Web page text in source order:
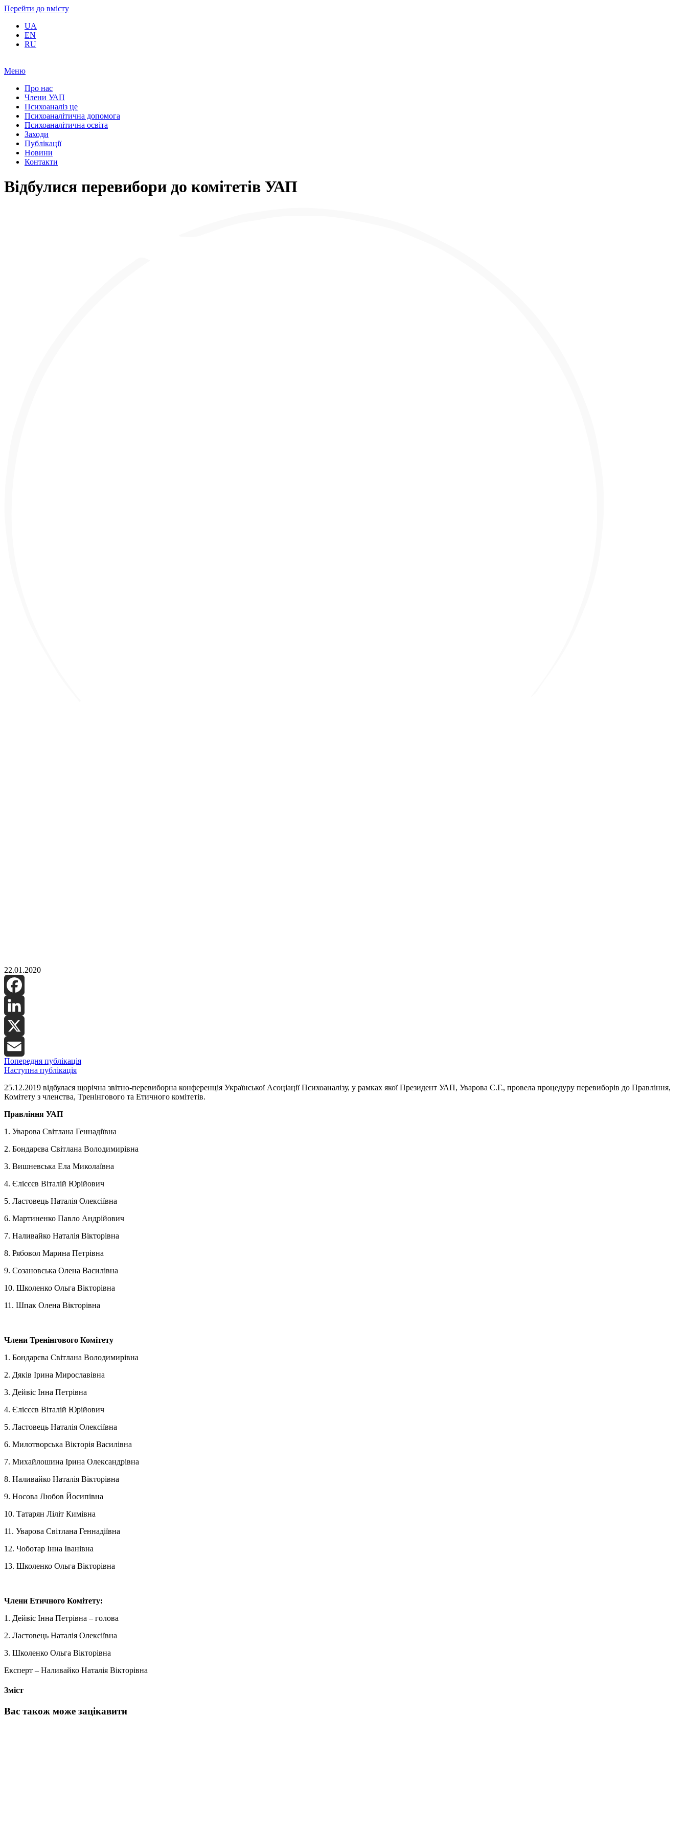
Перейти до вмісту
UA
EN
RU
Меню
Про нас
Члени УАП
Психоаналіз це
Психоаналітична допомога
Психоаналітична освіта
Заходи
Публікації
Новини
Контакти
Відбулися перевибори до комітетів УАП
22.01.2020
Facebook
LinkedIn
X
Email
Попередня публікація
Наступна публікація
25.12.2019 відбулася щорічна звітно-перевиборна конференція Української Асоціації Психоаналізу, у рамках якої Президент УАП, Уварова С.Г., провела процедуру перевиборів до Правління,
Комітету з членства, Тренінгового та Етичного комітетів.
Правління УАП
1. Уварова Світлана Геннадіївна
2. Бондарєва Світлана Володимирівна
3. Вишневська Ела Миколаївна
4. Єлісєєв Віталій Юрійович
5. Ластовець Наталія Олексіївна
6. Мартиненко Павло Андрійович
7. Наливайко Наталія Вікторівна
8. Рябовол Марина Петрівна
9. Созановська Олена Василівна
10. Школенко Ольга Вікторівна
11. Шпак Олена Вікторівна
Члени Тренінгового Комітету
1 . Бондарєва Світлана Володимирівна
2. Дяків Ірина Мирославівна
3. Дейвіс Інна Петрівна
4. Єлісєєв Віталій Юрійович
5. Ластовець Наталія Олексіївна
6. Милотворська Вікторія Василівна
7. Михайлошина Ірина Олександрівна
8. Наливайко Наталія Вікторівна
9. Носова Любов Йосипівна
10. Татарян Ліліт Кимівна
11. Уварова Світлана Геннадіївна
12. Чоботар Інна Іванівна
13. Школенко Ольга Вікторівна
Члени Етичного Комітету:
1. Дейвіс Інна Петрівна – голова
2. Ластовець Наталія Олексіївна
3. Школенко Ольга Вікторівна
Експерт – Наливайко Наталія Вікторівна
Зміст
Вас також може зацікавити